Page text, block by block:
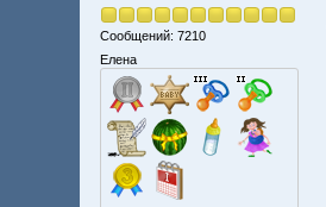
Сообщений: 7210
Елена